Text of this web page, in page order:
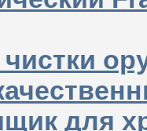
для